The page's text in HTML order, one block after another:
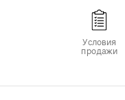
Условия
продажи